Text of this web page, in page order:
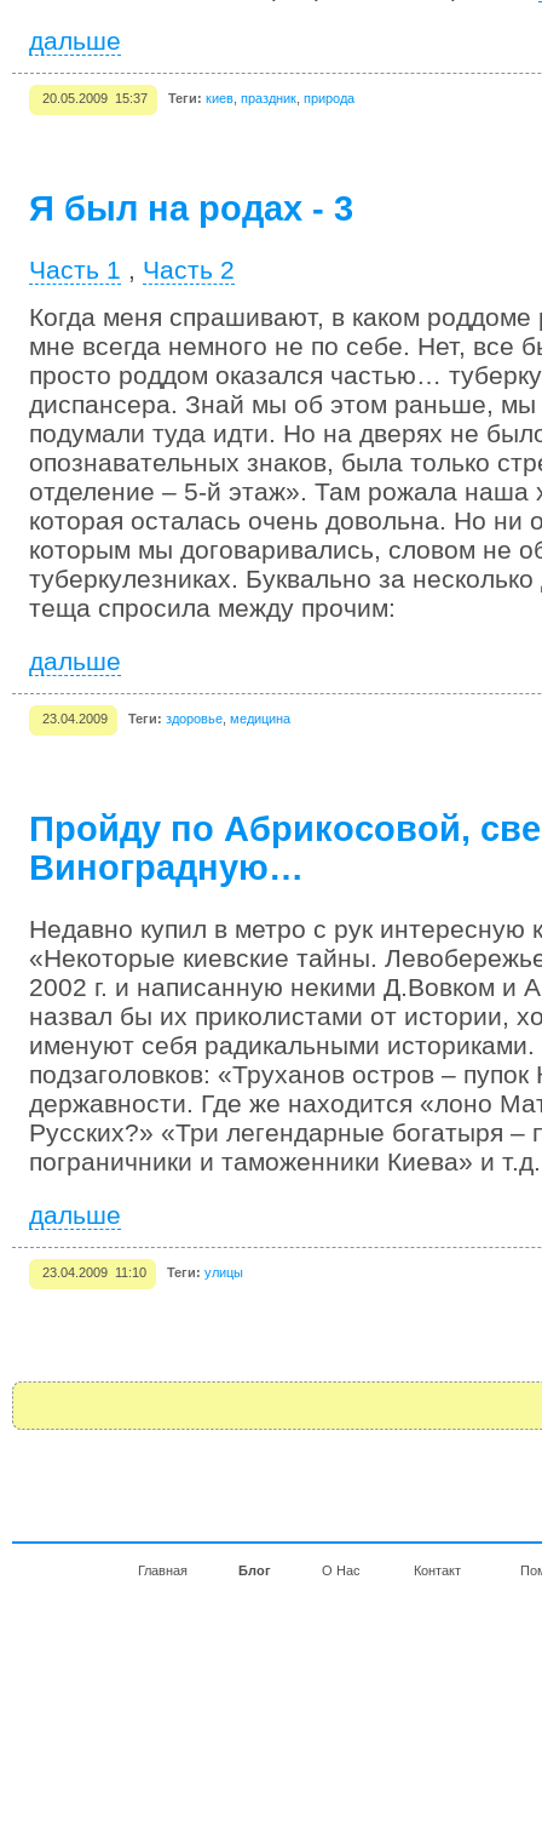
дальше
20.05.2009 15:37 Теги: киев праздник природа
Я был на родах - 3
Часть 1 , Часть 2
Когда меня спрашивают, в каком
мне всегда немного не по себе. Нет, все
просто роддом оказался частью…
диспансера. Знай мы об этом раньше,
подумали туда идти. Но на дверях не
опознавательных знаков, была только
отделение – 5-й этаж». Там рожала наша
которая осталась очень довольна. Но ни
которым мы договаривались, словом не
туберкулезниках. Буквально за
теща спросила между прочим:
дальше
23.04.2009 Теги: здоровье медицина
Пройду по Абрикосовой,
Виноградную…
Недавно купил в метро с рук интересную
«Некоторые киевские тайны.
2002 г. и написанную некими Д.Вовком и
назвал бы их приколистами от истории,
именуют себя радикальными историками.
подзаголовков: «Труханов остров – пупок
державности. Где же находится «лоно
Русских?» «Три легендарные богатыря –
пограничники и таможенники Киева» и
дальше
23.04.2009 11:10 Теги: улицы
Главная Блог О Нас Контакт